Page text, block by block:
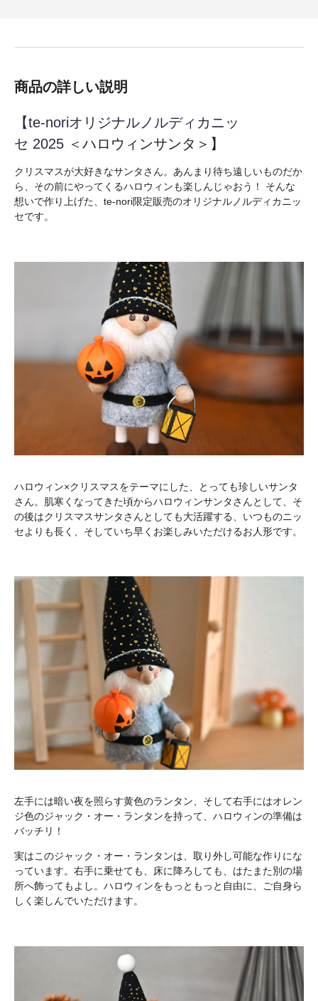
商品の詳しい説明
【te-noriオリジナルノルディカニッ
セ 2025 ＜ ハロウィンサンタ＞】
クリスマスが大好きなサンタさん。あんまり待ち遠しいものだか
ら、その前にやってくるハロウィンも楽しんじゃおう！ そんな
想いで作り上げた、te-nori限定販売のオリジナルノルディカニッ
セです。
ハロウィン×クリスマスをテーマにした、とっても珍しいサンタ
さん。肌寒くなってきた頃からハロウィンサンタさんとして、そ
の後はクリスマスサンタさんとしても大活躍する、いつものニッ
セよりも長く、そしていち早くお楽しみいただけるお人形です。
左手には暗い夜を照らす黄色のランタン、そして右手にはオレン
ジ色のジャック・オー・ランタンを持って、ハロウィンの準備は
バッチリ！
実はこのジャック・オー・ランタンは、取り外し可能な作りにな
っています。右手に乗せても、床に降ろしても、はたまた別の場
所へ飾ってもよし。ハロウィンをもっともっと自由に、ご自身ら
しく楽しんでいただけます。